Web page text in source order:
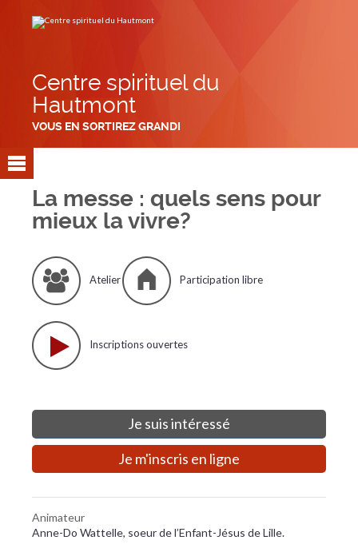
contenu.
Centre spirituel du
Hautmont
VOUS EN SORTIREZ GRANDI
La messe : quels sens pour
mieux la vivre?
Atelier Participation libre
Inscriptions ouvertes
Je suis intéressé
Je m'inscris en ligne
Animateur
Anne-Do Wattelle, soeur de l’Enfant-Jésus de Lille.